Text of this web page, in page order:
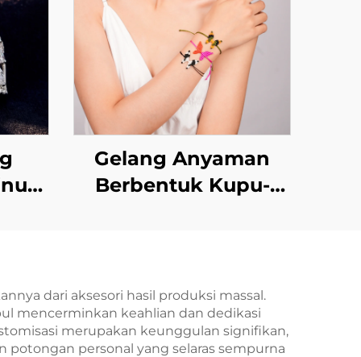
|
Gelang Anyaman
Berbentuk Kupu-
dari aksesori hasil produksi massal.
mencerminkan keahlian dan dedikasi
merupakan keunggulan signifikan,
potongan personal yang selaras sempurna